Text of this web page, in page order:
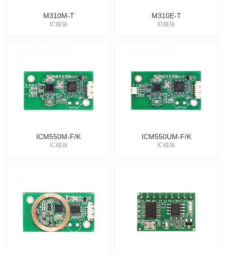
M310M-T
IC模块
M310E-T
ID模块
ICM550M-F/K
IC模块
ICM550UM-F/K
IC模块